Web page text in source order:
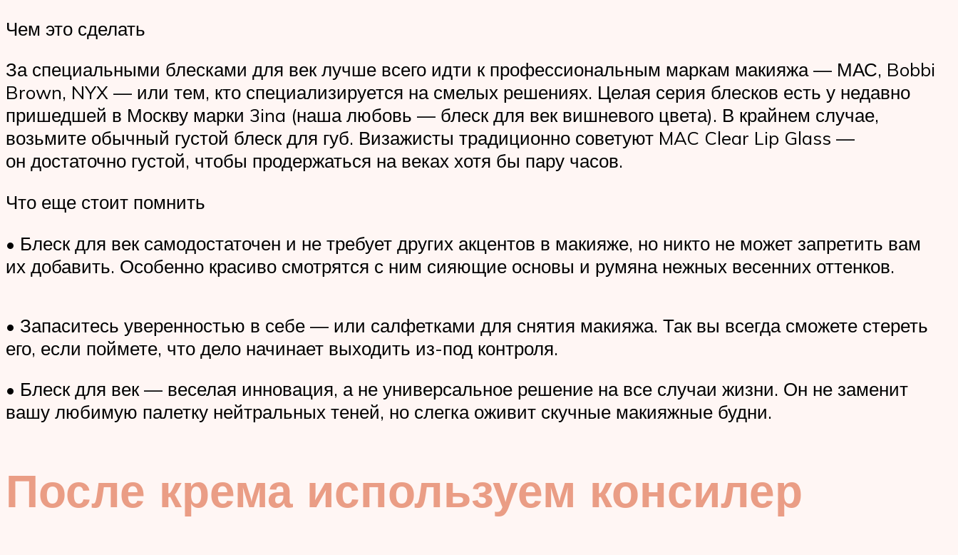
Чем это сделать
За специальными блесками для век лучше всего идти к профессиональным маркам макияжа — МАС, Bobbi
Brown, NYX — или тем, кто специализируется на смелых решениях. Целая серия блесков есть у недавно
пришедшей в Москву марки 3ina (наша любовь — блеск для век вишневого цвета). В крайнем случае,
возьмите обычный густой блеск для губ. Визажисты традиционно советуют MAC Clear Lip Glass —
он достаточно густой, чтобы продержаться на веках хотя бы пару часов.
Что еще стоит помнить
• Блеск для век самодостаточен и не требует других акцентов в макияже, но никто не может запретить вам
их добавить. Особенно красиво смотрятся с ним сияющие основы и румяна нежных весенних оттенков.
• Запаситесь уверенностью в себе — или салфетками для снятия макияжа. Так вы всегда сможете стереть
его, если поймете, что дело начинает выходить из-под контроля.
• Блеск для век — веселая инновация, а не универсальное решение на все случаи жизни. Он не заменит
вашу любимую палетку нейтральных теней, но слегка оживит скучные макияжные будни.
После крема используем консилер